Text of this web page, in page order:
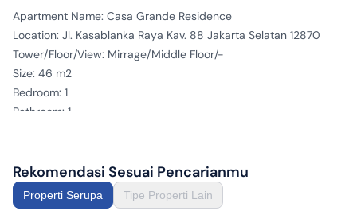
Kondisi Properti Bagus
Tipe Properti Apartemen
Disewa
ID Iklan
Apartment Name: Casa Grande Residence
Location: Jl. Kasablanka Raya Kav. 88 Jakarta Selatan 12870
Tower/Floor/View: Mirrage/Middle Floor/-
Size: 46 m2
Bedroom: 1
Bathroom: 1
Sudirman). Superblock concept (Apartment, Mall + Waterpark
and Office Tower). Direct access to Kota Kasablanka shopping
Mall from the Apartment (private access card), swimming pool
Rekomendasi Sesuai Pencarianmu
Properti Serupa Tipe Properti Lain